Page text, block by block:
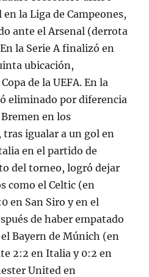
la Liga de Campeones,
ante el Arsenal (derrota
la Serie A finalizó en
ubicación,
de la UEFA. En la
eliminado por diferencia
en los
igualar a un gol en
en el partido de
del torneo, logró dejar
como el Celtic (en
en San Siro y en el
de haber empatado
Bayern de Múnich (en
2:2 en Italia y 0:2 en
United en